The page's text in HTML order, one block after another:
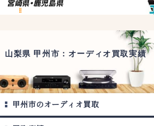
山梨県 甲州市：オーディオ買取実績
甲州市のオーディオ買取